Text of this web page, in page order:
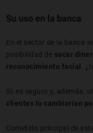
Su uso en la banca
En el sector de la banca
posibilidad de sacar
reconocimiento facial
.
Sí, es seguro y, además,
clientes lo cambiarían
Cometido principal de